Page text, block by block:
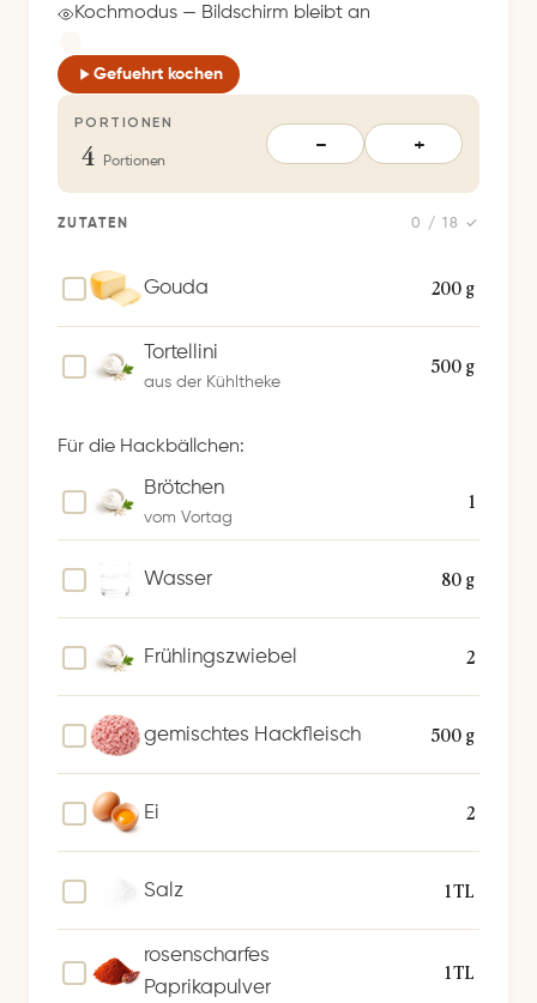
c
e
r
p
e
c
Kochmodus — Bildschirm bleibt an
Gefuehrt kochen
PORTIONEN
4 Portionen
− +
ZUTATEN 0 / 18 ✓
200 g
Gouda
500 g
Tortellini
aus der Kühltheke
Für die Hackbällchen:
1
Brötchen
vom Vortag
80 g
Wasser
2
Frühlingszwiebel
500 g
gemischtes Hackfleisch
2
Ei
1 TL
Salz
1 TL
rosenscharfes
Paprikapulver